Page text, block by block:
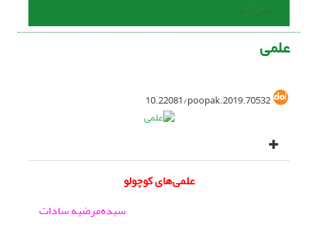
تماس با ما
علمی
10.22081/poopak.2019.70532
علمی‌های کوچولو
سیده‌مرضیه سادات